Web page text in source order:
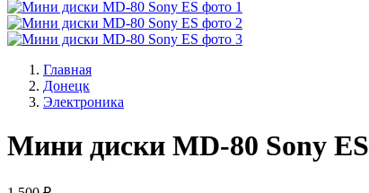
Главная
Донецк
Электроника
Мини диски MD-80 Sony ES